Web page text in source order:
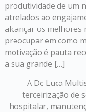
produtividade de um
atrelados ao
alcançar os
preocupar em como
motivação é pauta
a sua grande […]
A De Luca
terceirização de
hospitalar,